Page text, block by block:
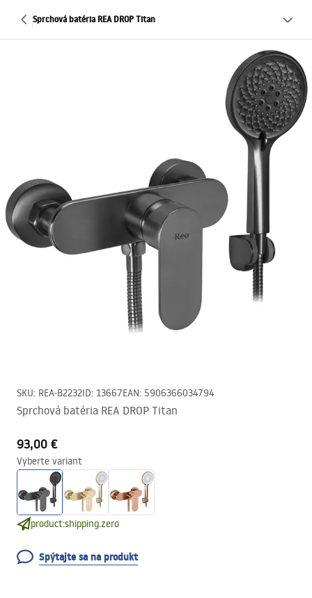
Sprchová batéria REA DROP Titan
SKU: REA-B2232ID: 13667EAN: 5906366034794
Sprchová batéria REA DROP Titan
93,00 €
Vyberte variant
product:shipping.zero
Spýtajte sa na produkt